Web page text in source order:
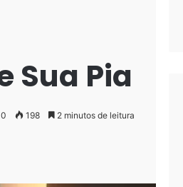
Sua Pia
0 198 2 minutos de leitura